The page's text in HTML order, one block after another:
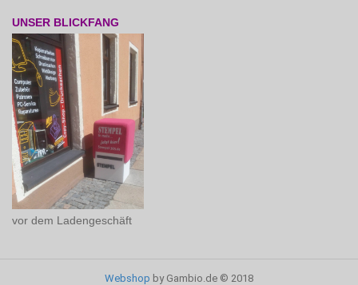
UNSER BLICKFANG
vor dem Ladengeschäft
Webshop by Gambio.de © 2018